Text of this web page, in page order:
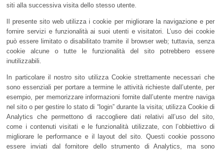
siti alla successiva visita dello stesso utente.
Il presente sito web utilizza i cookie per migliorare la navigazione e per
fornire servizi e funzionalità ai suoi utenti e visitatori. L’uso dei cookie
può essere limitato o disabilitato tramite il browser web; tuttavia, senza
cookie alcune o tutte le funzionalità del sito potrebbero essere
inutilizzabili.
In particolare il nostro sito utilizza Cookie strettamente necessari che
sono essenziali per portare a termine le attività richieste dall’utente, per
esempio, per memorizzare informazioni fornite dall’utente mentre naviga
nel sito o per gestire lo stato di “login” durante la visita; utilizza Cookie di
Analytics che permettono di raccogliere dati relativi all’uso del sito,
come i contenuti visitati e le funzionalità utilizzate, con l’obbiettivo di
migliorare le performance e il layout del sito. Questi cookie possono
essere inviati dal fornitore dello strumento di Analytics, ma sono